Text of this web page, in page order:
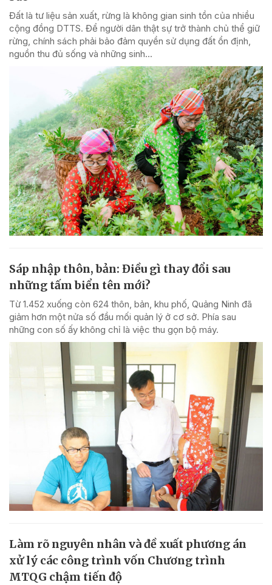
Đất là tư liệu sản xuất, rừng là không gian sinh tồn của nhiều
cộng đồng DTTS. Để người dân thật sự trở thành chủ thể giữ
rừng, chính sách phải bảo đảm quyền sử dụng đất ổn định,
nguồn thu đủ sống và những sinh...
Sáp nhập thôn, bản: Điều gì thay đổi sau
những tấm biển tên mới?
Từ 1.452 xuống còn 624 thôn, bản, khu phố, Quảng Ninh đã
giảm hơn một nửa số đầu mối quản lý ở cơ sở. Phía sau
những con số ấy không chỉ là việc thu gọn bộ máy.
Làm rõ nguyên nhân và đề xuất phương án
xử lý các công trình vốn Chương trình
MTQG chậm tiến độ